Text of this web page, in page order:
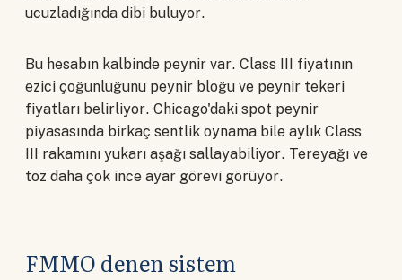
ucuzladığında dibi buluyor.
Bu hesabın kalbinde peynir var. Class III fiyatının
ezici çoğunluğunu peynir bloğu ve peynir tekeri
fiyatları belirliyor. Chicago'daki spot peynir
piyasasında birkaç sentlik oynama bile aylık Class
III rakamını yukarı aşağı sallayabiliyor. Tereyağı ve
toz daha çok ince ayar görevi görüyor.
FMMO denen sistem